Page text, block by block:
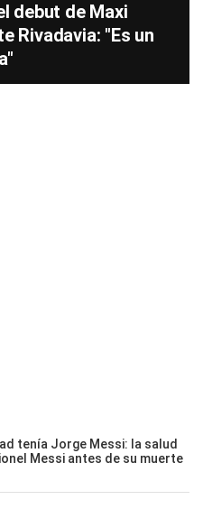
debut de Maxi
Rivadavia: "Es un
tenía Jorge Messi: la salud
Messi antes de su muerte